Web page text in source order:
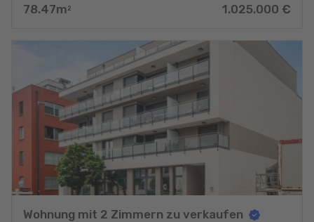
78.47m 2 1.025.000 €
Wohnung mit 2 Zimmern zu verkaufen